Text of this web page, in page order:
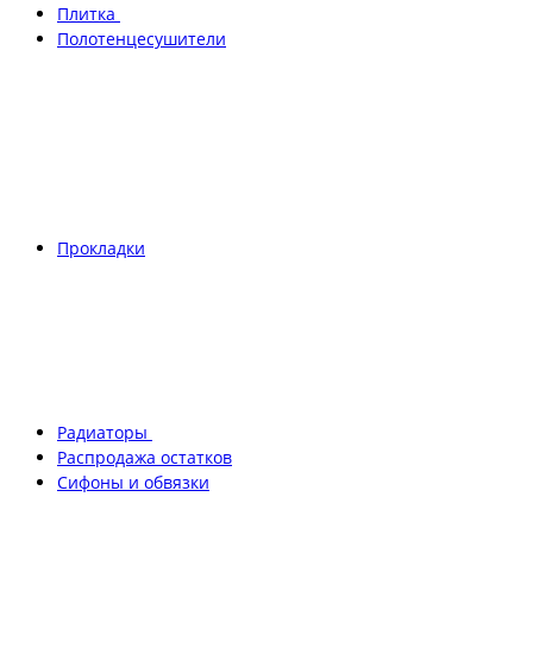
Плитка
Полотенцесушители
Прокладки
Радиаторы
Распродажа остатков
Сифоны и обвязки